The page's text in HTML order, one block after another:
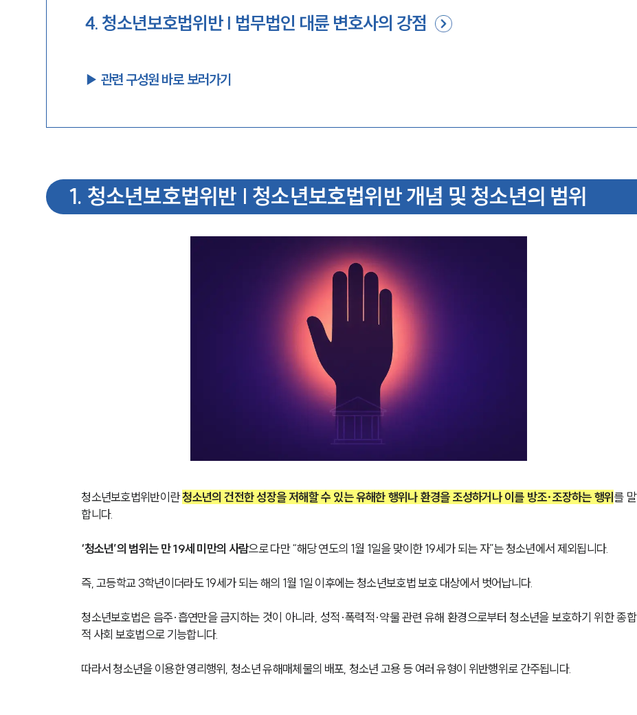
4. 청소년보호법위반 | 법무법인 대륜 변호사의 강점
▶︎ 관련 구성원 바로 보러가기
1. 청소년보호법위반 | 청소년보호법위반 개념 및 청소년의 범위
청소년보호법위반이란 청소년의 건전한 성장을 저해할 수 있는 유해한 행위나 환경을 조성하거나 이를 방조·조장하는 행위 를 말
합니다.
‘청소년’의 범위는 만 19세 미만의 사람으로 다만 “해당 연도의 1월 1일을 맞이한 19세가 되는 자”는 청소년에서 제외됩니다.
즉, 고등학교 3학년이더라도 19세가 되는 해의 1월 1일 이후에는 청소년보호법 보호 대상에서 벗어납니다.
청소년보호법은 음주·흡연만을 금지하는 것이 아니라, 성적·폭력적·약물 관련 유해 환경으로부터 청소년을 보호하기 위한 종합
적 사회 보호법으로 기능합니다.
따라서 청소년을 이용한 영리행위, 청소년 유해매체물의 배포, 청소년 고용 등 여러 유형이 위반행위로 간주됩니다.